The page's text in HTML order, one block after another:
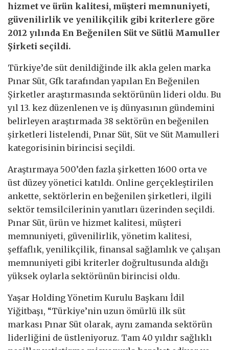
hizmet ve ürün kalitesi, müşteri memnuniyeti,
güvenilirlik ve yenilikçilik gibi kriterlere göre
2012 yılında En Beğenilen Süt ve Sütlü Mamuller
Şirketi seçildi.
Türkiye’de süt denildiğinde ilk akla gelen marka
Pınar Süt, Gfk tarafından yapılan En Beğenilen
Şirketler araştırmasında sektörünün lideri oldu. Bu
yıl 13. kez düzenlenen ve iş dünyasının gündemini
belirleyen araştırmada 38 sektörün en beğenilen
şirketleri listelendi, Pınar Süt, Süt ve Süt Mamulleri
kategorisinin birincisi seçildi.
Araştırmaya 500’den fazla şirketten 1600 orta ve
üst düzey yönetici katıldı. Online gerçekleştirilen
ankette, sektörlerin en beğenilen şirketleri, ilgili
sektör temsilcilerinin yanıtları üzerinden seçildi.
Pınar Süt, ürün ve hizmet kalitesi, müşteri
memnuniyeti, güvenilirlik, yönetim kalitesi,
şeffaflık, yenilikçilik, finansal sağlamlık ve çalışan
memnuniyeti gibi kriterler doğrultusunda aldığı
yüksek oylarla sektörünün birincisi oldu.
Yaşar Holding Yönetim Kurulu Başkanı İdil
Yiğitbaşı, “Türkiye’nin uzun ömürlü ilk süt
markası Pınar Süt olarak, aynı zamanda sektörün
liderliğini de üstleniyoruz. Tam 40 yıldır sağlıklı